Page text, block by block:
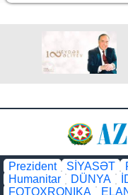
Prezident SİYASƏT
Humanitar
DÜNYA
FOTOXRONIKA